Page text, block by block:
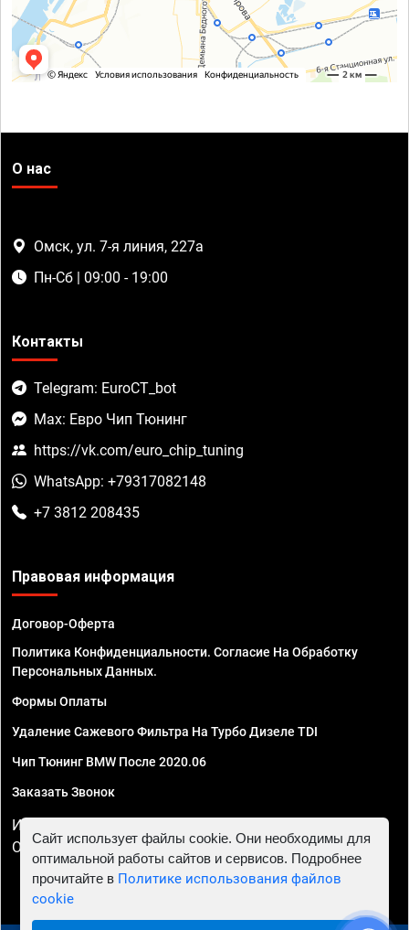
О нас
Омск, ул. 7-я линия, 227а
Пн-Сб | 09:00 - 19:00
Контакты
Telegram: EuroCT_bot
Max: Евро Чип Тюнинг
https://vk.com/euro_chip_tuning
WhatsApp: +79317082148
+7 3812 208435
Правовая информация
Договор-Оферта
Политика Конфиденциальности. Согласие На Обработку
Персональных Данных.
Формы Оплаты
Удаление Сажевого Фильтра На Турбо Дизеле TDI
Чип Тюнинг BMW После 2020.06
Заказать Звонок
ИП Смирнов Георгий Павлович. ИНН 781302555843,
ОГРНИП 324470400032610
Сайт использует файлы cookie. Они необходимы для
оптимальной работы сайтов и сервисов. Подробнее
прочитайте в Политике использования файлов
cookie